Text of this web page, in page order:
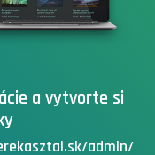
a vytvorte si
admin/